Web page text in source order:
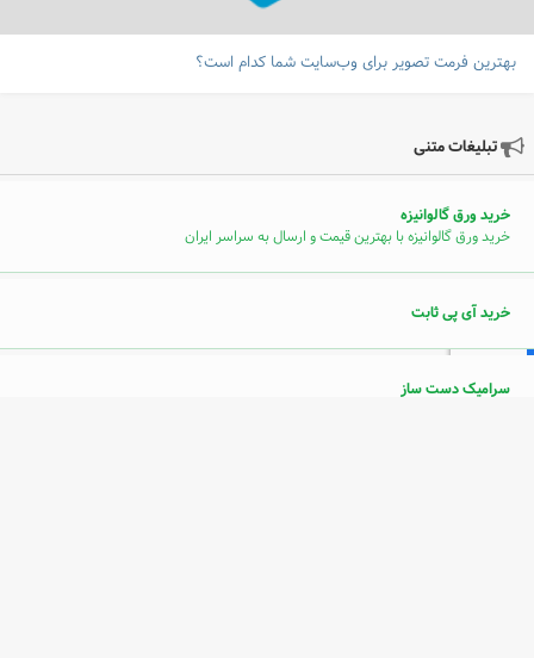
بهترین فرمت تصویر برای وب‌سایت شما کدام است؟
تبلیغات متنی
خرید ورق گالوانیزه
خرید ورق گالوانیزه با بهترین قیمت و ارسال به سراسر ایران
خرید آی پی ثابت
سرامیک دست ساز